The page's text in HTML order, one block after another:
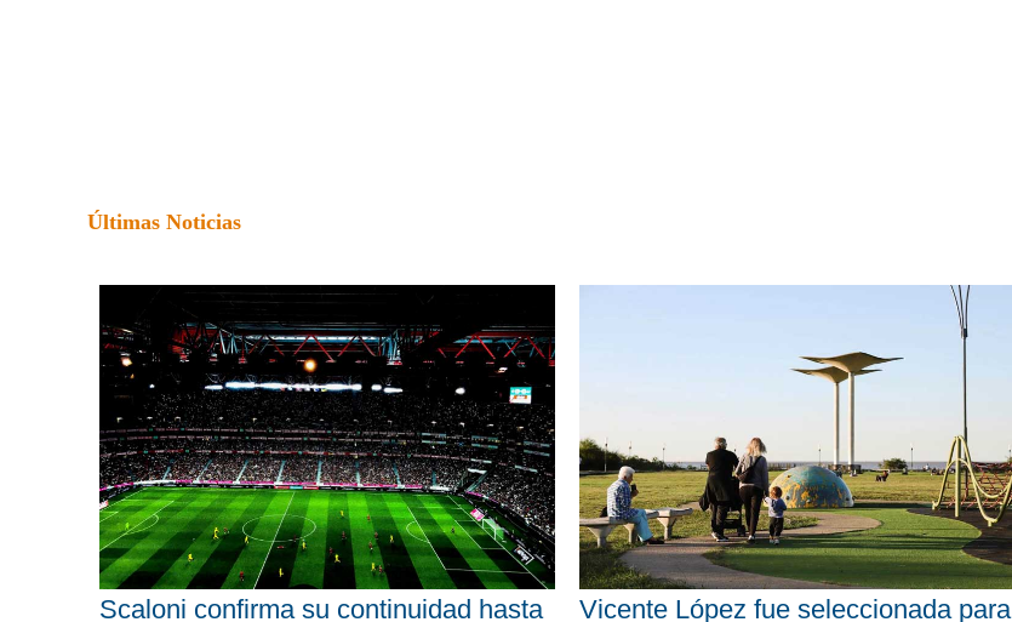
Últimas Noticias
Scaloni confirma su continuidad hasta Vicente López fue seleccionada para